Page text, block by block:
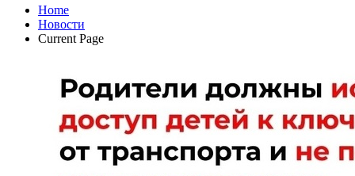
Home
Новости
Current Page